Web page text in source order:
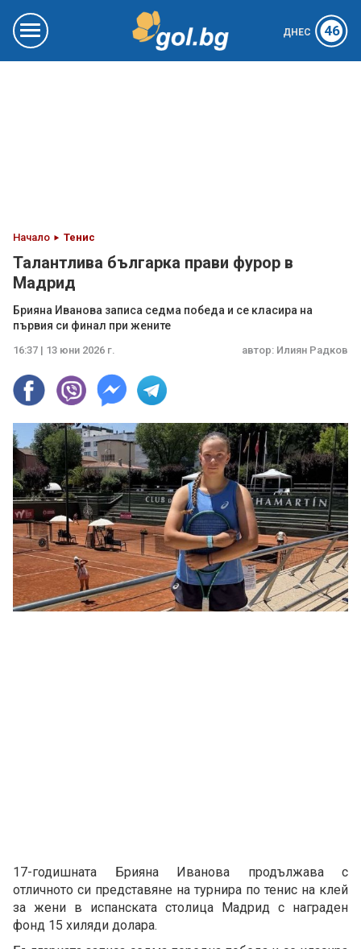
ДНЕС 46
Начало Тенис
Талантлива българка прави фурор в
Мадрид
Брияна Иванова записа седма победа и се класира на
първия си финал при жените
16:37 | 13 юни 2026 г. автор: Илиян Радков
17-годишната Брияна Иванова продължава с
отличното си представяне на турнира по тенис на клей
за жени в испанската столица Мадрид с награден
фонд 15 хиляди долара.